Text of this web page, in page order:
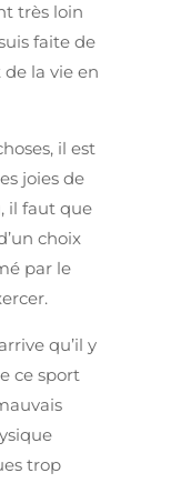
très loin
faite de
de la vie en
il est
joies de
il faut que
choix
par le
qu’il y
ce sport
trop